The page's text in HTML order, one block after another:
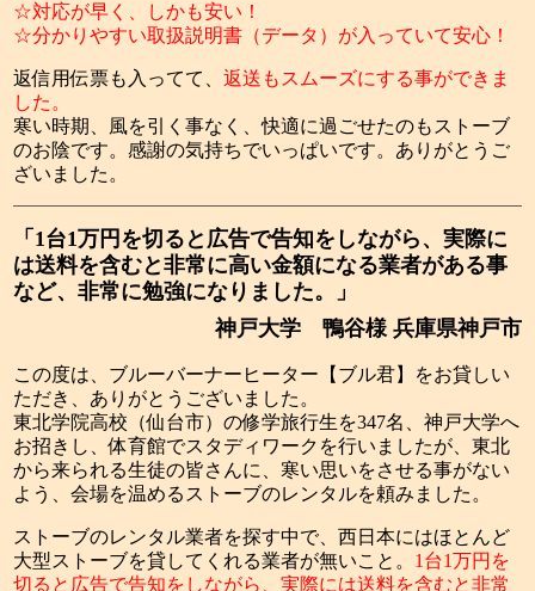
☆対応が早く、しかも安い！
☆分かりやすい取扱説明書（データ）が入っていて安心！
返信用伝票も入ってて、返送もスムーズにする事ができま
した。
寒い時期、風を引く事なく、快適に過ごせたのもストーブ
のお陰です。感謝の気持ちでいっぱいです。ありがとうご
ざいました。
「1台1万円を切ると広告で告知をしながら、実際に
は送料を含むと非常に高い金額になる業者がある事
など、非常に勉強になりました。」
神戸大学 鴨谷様 兵庫県神戸市
この度は、ブルーバーナーヒーター【ブル君】をお貸しい
ただき、ありがとうございました。
東北学院高校（仙台市）の修学旅行生を347名、神戸大学へ
お招きし、体育館でスタディワークを行いましたが、東北
から来られる生徒の皆さんに、寒い思いをさせる事がない
よう、会場を温めるストーブのレンタルを頼みました。
ストーブのレンタル業者を探す中で、西日本にはほとんど
大型ストーブを貸してくれる業者が無いこと。 1台1万円を
切ると広告で告知をしながら、実際には送料を含むと非常